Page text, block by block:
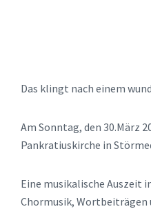
Das klingt nach einem
Am Sonntag, den 30.März
Pankratiuskirche in
Eine musikalische Auszeit
Chormusik, Wortbeiträgen